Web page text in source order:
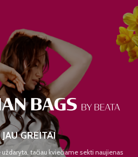
JAU GREITAI
tačiau kviečiame sekti naujienas